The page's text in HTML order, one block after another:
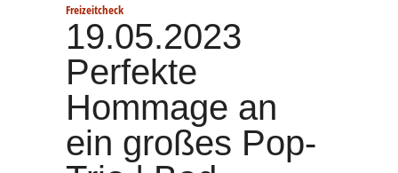
Freizeitcheck
19.05.2023
Perfekte
Hommage an
ein großes Pop-